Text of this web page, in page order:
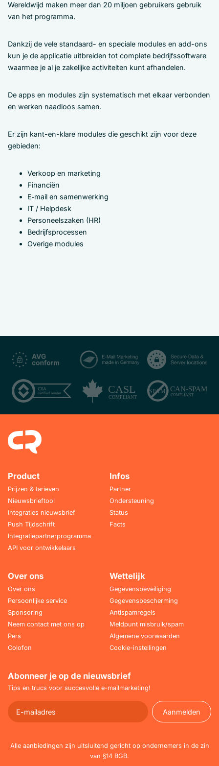
Wereldwijd maken meer dan 20 miljoen gebruikers gebruik
van het programma.
Dankzij de vele standaard- en speciale modules en add-ons
kun je de applicatie uitbreiden tot complete bedrijfssoftware
waarmee je al je zakelijke activiteiten kunt afhandelen.
De apps en modules zijn systematisch met elkaar verbonden
en werken naadloos samen.
Er zijn kant-en-klare modules die geschikt zijn voor deze
gebieden:
Verkoop en marketing
Financiën
E‑mail en samenwerking
IT / Helpdesk
Personeelszaken (HR)
Bedrijfsprocessen
Overige modules
Product
Prijzen & tarieven
Nieuwsbrieftool
Integraties nieuwsbrief
Push Tijdschrift
Integratiepartnerprogramma
API voor ontwikkelaars
Infos
Partner
Ondersteuning
Status
Facts
Over ons
Over ons
Persoonlijke service
Sponsoring
Neem contact met ons op
Pers
Colofon
Wettelijk
Gegevensbeveiliging
Gegevensbescherming
Antispamregels
Meldpunt misbruik/spam
Algemene voorwaarden
Cookie-instellingen
Abonneer je op de nieuwsbrief
Tips en trucs voor succesvolle e-mailmarketing!
Aanmelden
Aanmelden
Alle aanbiedingen zijn uitsluitend gericht op ondernemers in de zin
van §14 BGB.